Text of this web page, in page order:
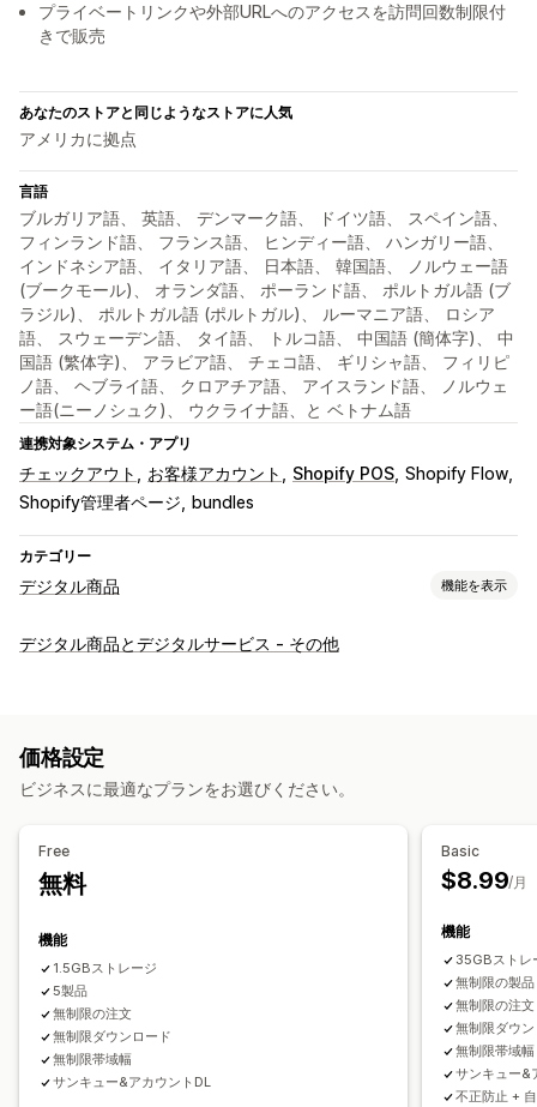
プライベートリンクや外部URLへのアクセスを訪問回数制限付
きで販売
あなたのストアと同じようなストアに人気
アメリカに拠点
言語
ブルガリア語、 英語、 デンマーク語、 ドイツ語、 スペイン語、
フィンランド語、 フランス語、 ヒンディー語、 ハンガリー語、
インドネシア語、 イタリア語、 日本語、 韓国語、 ノルウェー語
(ブークモール)、 オランダ語、 ポーランド語、 ポルトガル語 (ブ
ラジル)、 ポルトガル語 (ポルトガル)、 ルーマニア語、 ロシア
語、 スウェーデン語、 タイ語、 トルコ語、 中国語 (簡体字)、 中
国語 (繁体字)、 アラビア語、 チェコ語、 ギリシャ語、 フィリピ
ノ語、 ヘブライ語、 クロアチア語、 アイスランド語、 ノルウェ
ー語(ニーノシュク)、 ウクライナ語、と ベトナム語
連携対象システム・アプリ
チェックアウト お客様アカウント Shopify POS Shopify Flow
Shopify管理者ページ
bundles
カテゴリー
デジタル商品 機能を表示
商品タイプ
ダウンロード管理
メール配信
一括アップロード カスタムダウンロードページ
無制限のダウンロード
カスタムリンク
アクセスコード
IP制限
パスワード保護
デジタル商品とデジタルサービス - その他
価格設定
ビジネスに最適なプランをお選びください。
Free
無料
機能
1.5GBストレージ
5製品
無制限の注文
無制限ダウンロード
無制限帯域幅
サンキュー&アカウントDL
Basic
$8.99/月
機能
35GBストレ
無制限の製品
無制限の注文
無制限ダウ
無制限帯域幅
サンキュー&
不正防止 +